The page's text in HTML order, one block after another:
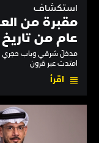
استكشاف
مقبرة من
عام من
امتدت عبر قرون
اقرأ